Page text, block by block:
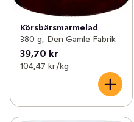
Körsbärsmarmelad
380 g, Den Gamle Fabrik
39,70 kr
104,47 kr /kg